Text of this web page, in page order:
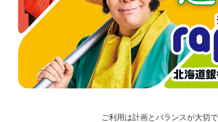
ご利用は計画とバランスが大切